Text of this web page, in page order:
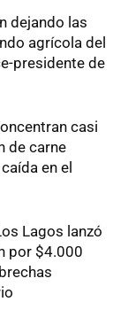
dejando las
agrícola del
presidente de
casi
de carne
en el
Lagos lanzó
por $4.000